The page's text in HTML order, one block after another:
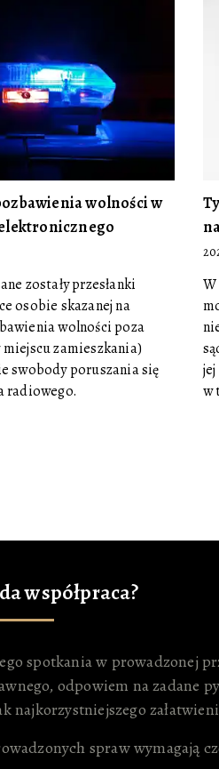
wolności w
zostały przesłanki
osobie skazanej na
wolności poza
miejscu zamieszkania)
swobody poruszania się
radiowego.
w
współpraca?
spotkania w prowadzonej
odpowiem na zadane
najkorzystniejszego
spraw wymagają